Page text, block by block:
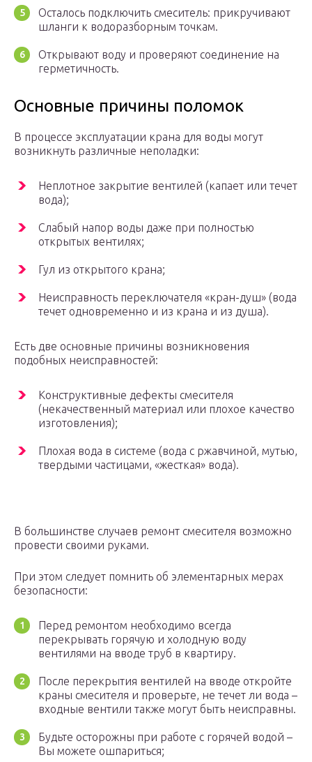
Осталось подключить смеситель: прикручивают
шланги к водоразборным точкам.
Открывают воду и проверяют соединение на
герметичность.
Основные причины поломок
В процессе эксплуатации крана для воды могут
возникнуть различные неполадки:
Неплотное закрытие вентилей (капает или течет
вода);
Слабый напор воды даже при полностью
открытых вентилях;
Гул из открытого крана;
Неисправность переключателя «кран-душ» (вода
течет одновременно и из крана и из душа).
Есть две основные причины возникновения
подобных неисправностей:
Конструктивные дефекты смесителя
(некачественный материал или плохое качество
изготовления);
Плохая вода в системе (вода с ржавчиной, мутью,
твердыми частицами, «жесткая» вода).
В большинстве случаев ремонт смесителя возможно
провести своими руками.
При этом следует помнить об элементарных мерах
безопасности:
Перед ремонтом необходимо всегда
перекрывать горячую и холодную воду
вентилями на вводе труб в квартиру.
После перекрытия вентилей на вводе откройте
краны смесителя и проверьте, не течет ли вода –
входные вентили также могут быть неисправны.
Будьте осторожны при работе с горячей водой –
Вы можете ошпариться;